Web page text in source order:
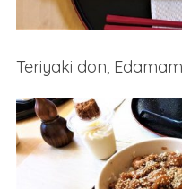
Teriyaki don,